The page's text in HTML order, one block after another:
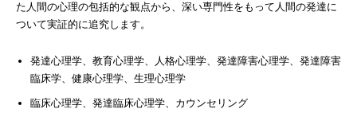
た人間の心理の包括的な観点から、深い専門性をもって人間の発達に
ついて実証的に追究します。
発達心理学、教育心理学、人格心理学、発達障害心理学、発達障害
臨床学、健康心理学、生理心理学
臨床心理学、発達臨床心理学、カウンセリング